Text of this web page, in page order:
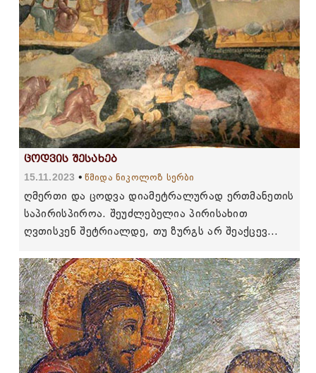
ცოდვის შესახებ
15.11.2023 წმიდა ნიკოლოზ სერბი
ღმერთი და ცოდვა დიამეტრალურად ერთმანეთის
საპირისპიროა. შეუძლებელია პირისახით
ღვთისკენ შეტრიალდე, თუ ზურგს არ შეაქცევ
ცოდვას არ მოიძულებ ...